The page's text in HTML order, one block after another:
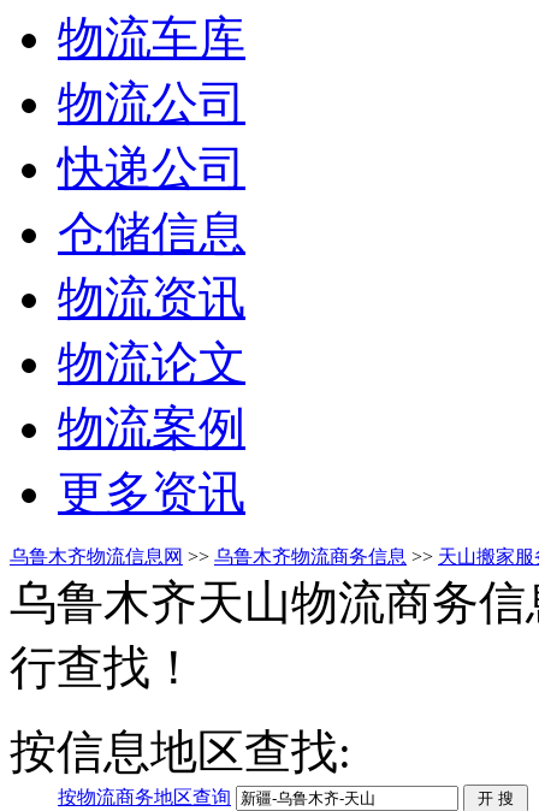
物流车库
物流公司
快递公司
仓储信息
物流资讯
物流论文
物流案例
更多资讯
乌鲁木齐物流信息网 >> 乌鲁木齐物流商务信息 >> 天山搬家
乌鲁木齐天山物流商务信
行查找！
按信息地区查找:
按物流商务地区查询